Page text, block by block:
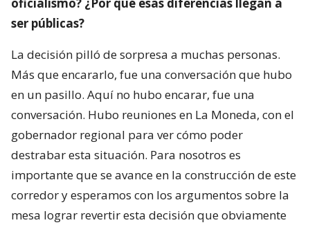
oficialismo? ¿Por qué esas diferencias llegan a
ser públicas?
La decisión pilló de sorpresa a muchas personas.
Más que encararlo, fue una conversación que hubo
en un pasillo. Aquí no hubo encarar, fue una
conversación. Hubo reuniones en La Moneda, con el
gobernador regional para ver cómo poder
destrabar esta situación. Para nosotros es
importante que se avance en la construcción de este
corredor y esperamos con los argumentos sobre la
mesa lograr revertir esta decisión que obviamente